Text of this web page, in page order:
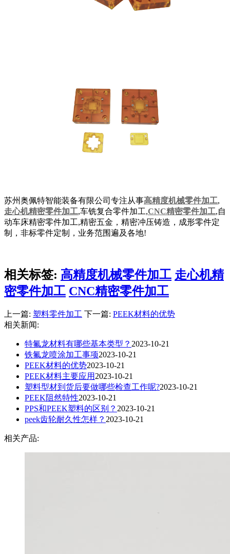
苏州奥佩特智能装备有限公司专注从事高精度机械零件加工,
走心机精密零件加工,车铣复合零件加工,CNC精密零件加工,自
动车床精密零件加工,精密五金，精密冲压铸造，成形零件定
制，非标零件定制，业务范围遍及各地!
相关标签: 高精度机械零件加工 走心机精
密零件加工 CNC精密零件加工
上一篇: 塑料零件加工 下一篇: PEEK材料的优势
相关新闻:
特氟龙材料有哪些基本类型？ 2023-10-21
铁氟龙喷涂加工事项2023-10-21
PEEK材料的优势2023-10-21
PEEK材料主要应用2023-10-21
塑料型材到货后要做哪些检查工作呢?2023-10-21
PEEK阻然特性2023-10-21
PPS和PEEK塑料的区别？ 2023-10-21
peek齿轮耐久性怎样？ 2023-10-21
相关产品: